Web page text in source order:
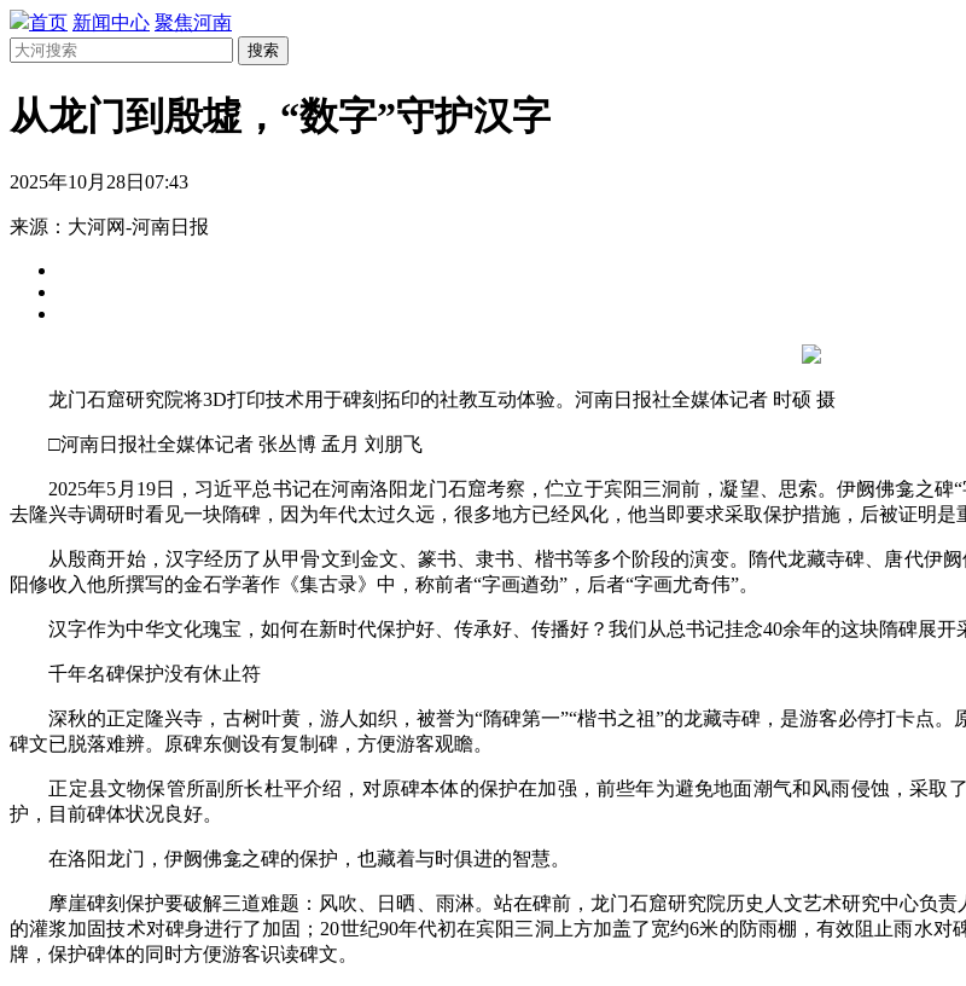
首页 新闻中心 聚焦河南
搜索
从龙门到殷墟，“数字”守护汉字
2025年10月28日07:43
来源：大河网-河南日报
龙门石窟研究院将3D打印技术用于碑刻拓印的社教互动体验。河南日报社全媒体记者 时硕 摄
□河南日报社全媒体记者 张丛博 孟月 刘朋飞
2025年5月19日，习近平总书记在河南洛阳龙门石窟考察，伫立于宾阳三洞前，凝望、思索。伊阙佛龛之碑
去隆兴寺调研时看见一块隋碑，因为年代太过久远，很多地方已经风化，他当即要求采取保护措施，后被证明是
从殷商开始，汉字经历了从甲骨文到金文、篆书、隶书、楷书等多个阶段的演变。隋代龙藏寺碑、唐代伊
阳修收入他所撰写的金石学著作《集古录》中，称前者“字画遒劲”，后者“字画尤奇伟”。
汉字作为中华文化瑰宝，如何在新时代保护好、传承好、传播好？我们从总书记挂念40余年的这块隋碑展开
千年名碑保护没有休止符
深秋的正定隆兴寺，古树叶黄，游人如织，被誉为“隋碑第一”“楷书之祖”的龙藏寺碑，是游客必停打卡点。
碑文已脱落难辨。原碑东侧设有复制碑，方便游客观瞻。
正定县文物保管所副所长杜平介绍，对原碑本体的保护在加强，前些年为避免地面潮气和风雨侵蚀，采取
护，目前碑体状况良好。
在洛阳龙门，伊阙佛龛之碑的保护，也藏着与时俱进的智慧。
摩崖碑刻保护要破解三道难题：风吹、日晒、雨淋。站在碑前，龙门石窟研究院历史人文艺术研究中心负责
的灌浆加固技术对碑身进行了加固；20世纪90年代初在宾阳三洞上方加盖了宽约6米的防雨棚，有效阻止雨水
牌，保护碑体的同时方便游客识读碑文。